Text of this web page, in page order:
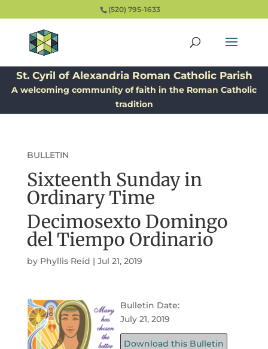
(520) 795-1633
St. Cyril of Alexandria Roman Catholic Parish
A welcoming community of faith in the Roman Catholic
tradition
BULLETIN
Sixteenth Sunday in
Ordinary Time
Decimosexto Domingo
del Tiempo Ordinario
by Phyllis Reid | Jul 21, 2019
Bulletin Date:
July 21, 2019
Download this Bulletin